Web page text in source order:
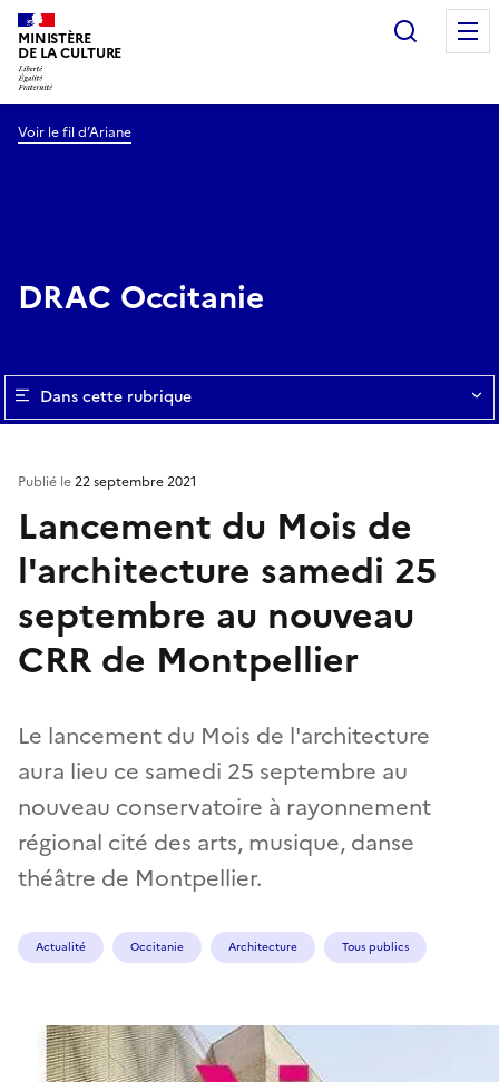
MINISTÈRE
DE LA CULTURE
Voir le fil d’Ariane
DRAC Occitanie
Dans cette rubrique
Lancement du Mois de
l'architecture samedi 25
septembre au nouveau
CRR de Montpellier
Le lancement du Mois de l'architecture
aura lieu ce samedi 25 septembre au
nouveau conservatoire à rayonnement
régional cité des arts, musique, danse
théâtre de Montpellier.
Publié le22 septembre 2021
Actualité Occitanie Architecture Tous publics